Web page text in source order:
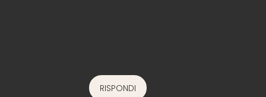
RISPONDI